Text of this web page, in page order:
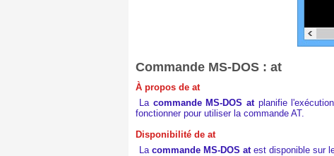
Commande MS-DOS : at
À propos de at
La commande MS-DOS atplanifie
fonctionner pour utiliser la commande AT.
Disponibilité de at
La commande MS-DOS atest disponible sur